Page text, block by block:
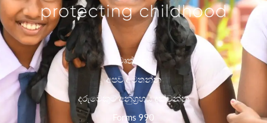
වෘත්තීන්
අපව අමතන්න
දරුවෙකුට අනුග්‍රහය දක්වන්න
Forms 990